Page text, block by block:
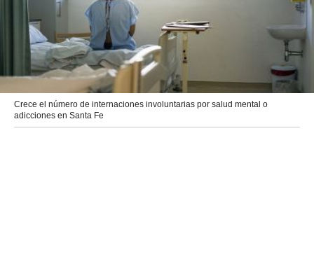
Crece el número de internaciones involuntarias por salud mental o
adicciones en Santa Fe